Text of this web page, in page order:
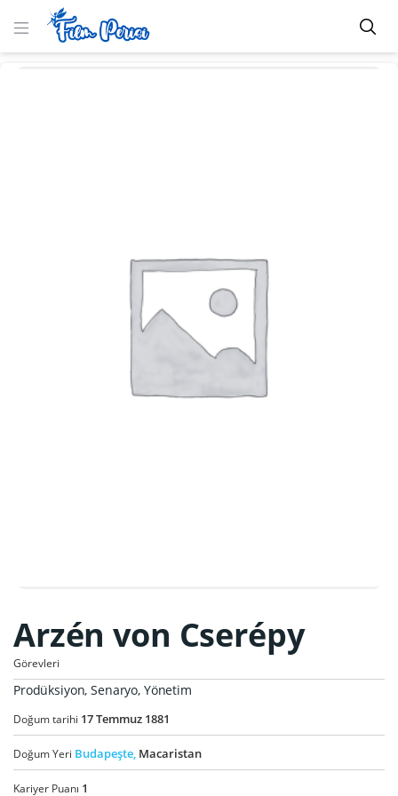
Arzén von Cserépy
Görevleri
Prodüksiyon, Senaryo, Yönetim
Doğum tarihi 17Temmuz 1881
Doğum Yeri Budapeşte, Macaristan
Kariyer Puanı 1